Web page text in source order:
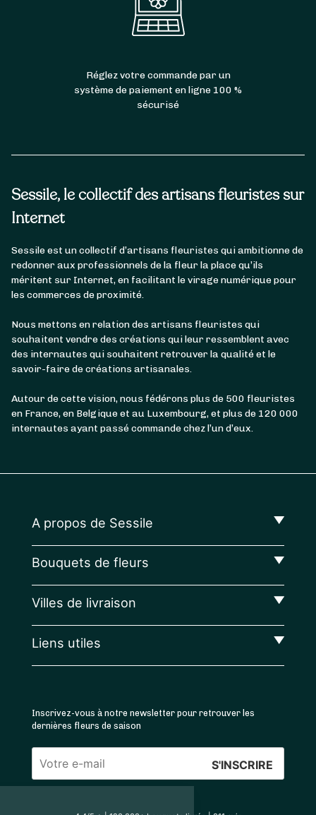
Sessile prend soin
Sessile, le collectif des artisans fleuristes sur
Internet
Sessile est un collectif d’artisans fleuristes qui ambitionne de
redonner aux professionnels de la fleur la place qu’ils
méritent sur Internet, en facilitant le virage numérique pour
les commerces de proximité.
Nous mettons en relation des artisans fleuristes qui
souhaitent vendre des créations qui leur ressemblent avec
des internautes qui souhaitent retrouver la qualité et le
savoir-faire de créations artisanales.
Autour de cette vision, nous fédérons plus de 500 fleuristes
en France, en Belgique et au Luxembourg, et plus de 120 000
internautes ayant passé commande chez l’un d’eux.
Réglez votre commande par un
système de paiement en ligne 100 %
sécurisé
A propos de Sessile
Bouquets de fleurs
Villes de livraison
Liens utiles
Inscrivez-vous à notre newsletter pour retrouver les
dernières fleurs de saison
Veuillez